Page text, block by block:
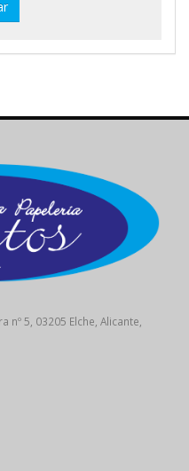
nº 5, 03205 Elche, Alicante,